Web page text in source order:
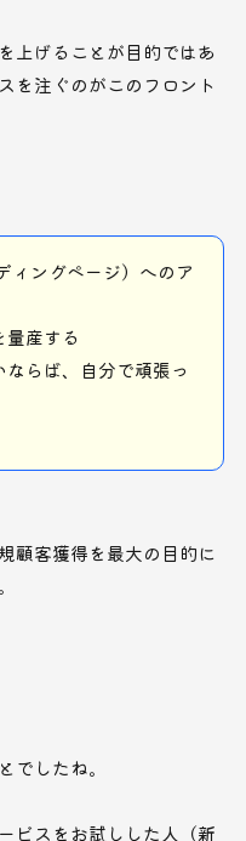
上げることが目的ではあ
を注ぐのがこのフロント
ィングページ）へのア
産する
らば、自分で頑張っ
顧客獲得を最大の目的に
でしたね。
ビスをお試しした人（新